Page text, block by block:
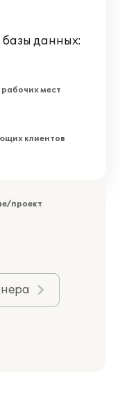
базы данных:
мест
клиентов
проект